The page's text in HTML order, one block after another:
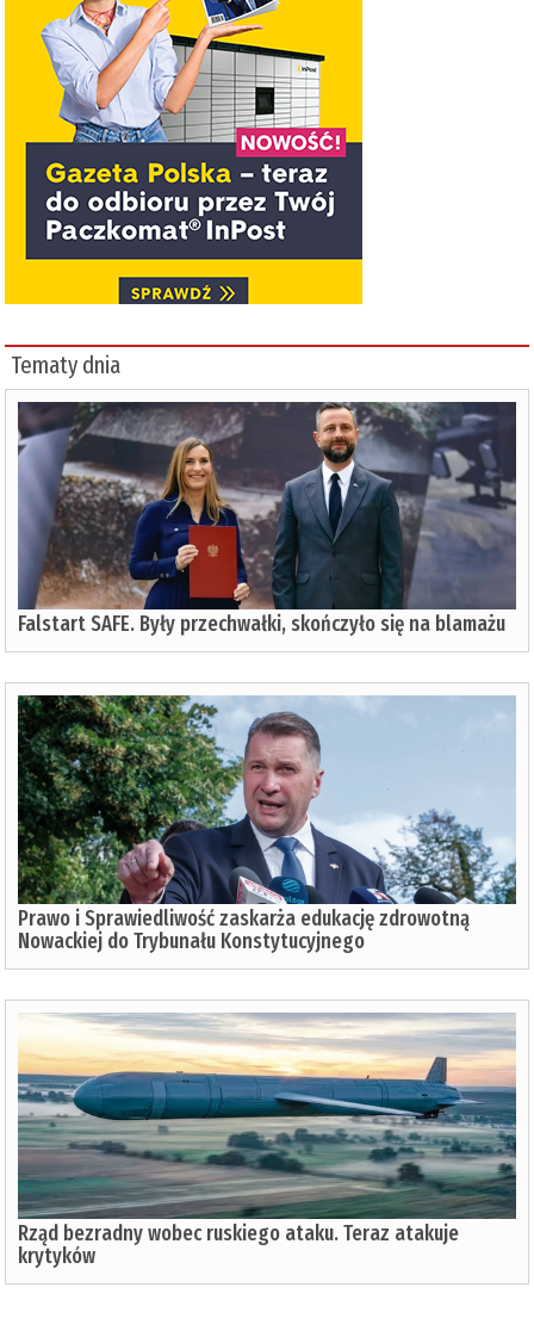
Tematy dnia
Falstart SAFE. Były przechwałki, skończyło się na blamażu
Prawo i Sprawiedliwość zaskarża edukację zdrowotną
Nowackiej do Trybunału Konstytucyjnego
Rząd bezradny wobec ruskiego ataku. Teraz atakuje
krytyków